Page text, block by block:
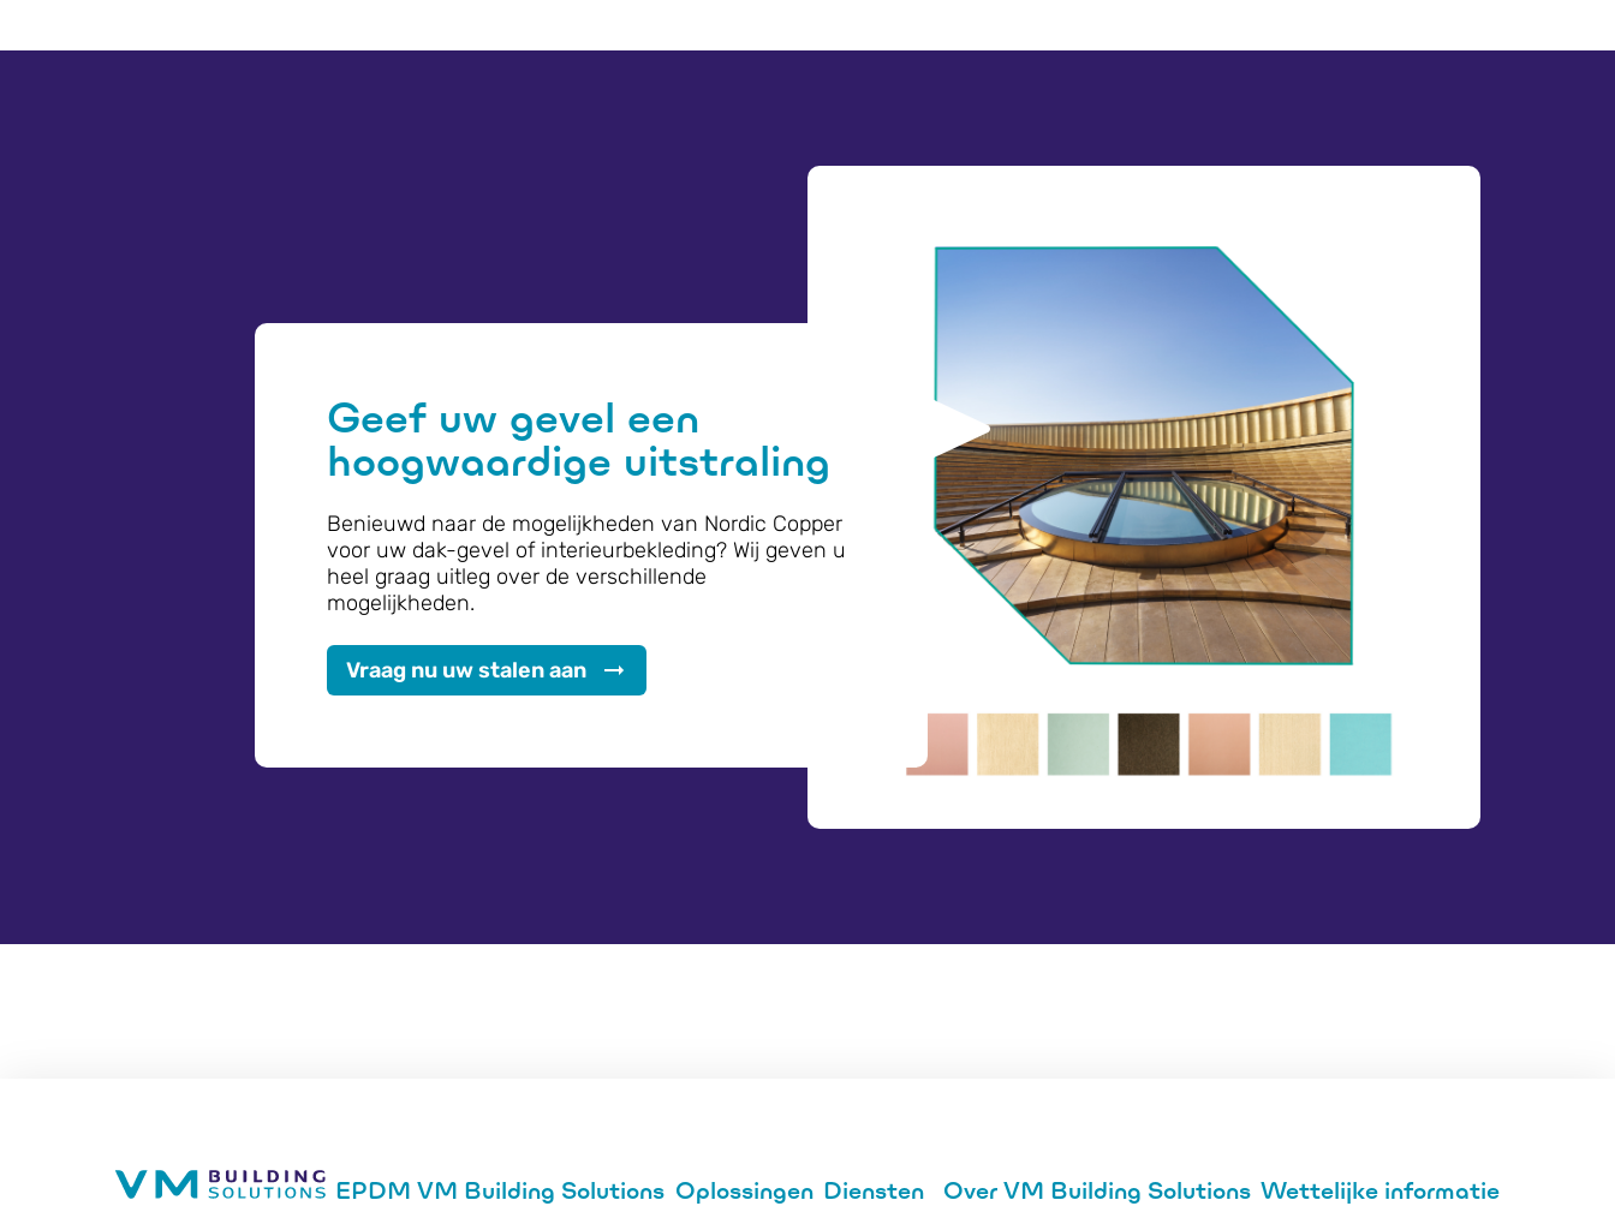
Geef uw gevel een
hoogwaardige uitstraling
Benieuwd naar de mogelijkheden van Nordic Copper
voor uw dak-gevel of interieurbekleding? Wij geven u
heel graag uitleg over de verschillende
mogelijkheden.
Vraag nu uw stalen aan
EPDM VM Building Solutions Oplossingen Diensten Over VM Building Solutions Wettelijke informatie